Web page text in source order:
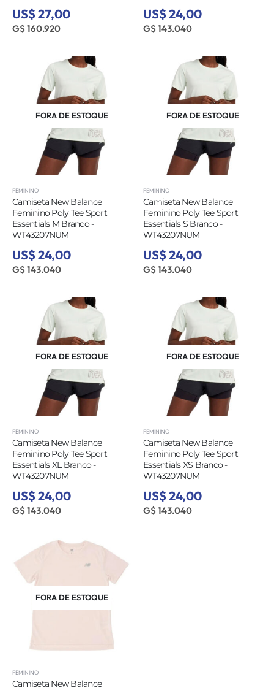
US$ 27,00
G$ 160.920
US$ 24,00
G$ 143.040
FORA DE ESTOQUE
FEMININO
Camiseta New Balance
Feminino Poly Tee Sport
Essentials M Branco -
WT43207NUM
US$ 24,00
G$ 143.040
FORA DE ESTOQUE
FEMININO
Camiseta New Balance
Feminino Poly Tee Sport
Essentials S Branco -
WT43207NUM
US$ 24,00
G$ 143.040
FORA DE ESTOQUE
FEMININO
Camiseta New Balance
Feminino Poly Tee Sport
Essentials XL Branco -
WT43207NUM
US$ 24,00
G$ 143.040
FORA DE ESTOQUE
FEMININO
Camiseta New Balance
Feminino Poly Tee Sport
Essentials XS Branco -
WT43207NUM
US$ 24,00
G$ 143.040
FORA DE ESTOQUE
FEMININO
Camiseta New Balance